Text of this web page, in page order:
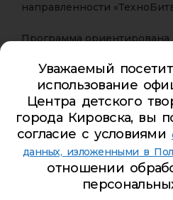
направленности
Программа ориентирована
конструированию и
График работы программы:
ежедневно с 13:00 до 14:40
Возраст участников:
9–12 лет
Уважаемый
использование
Центра детского
города Кировска, вы
согласие с условиями
данных, изложенными в
отношении